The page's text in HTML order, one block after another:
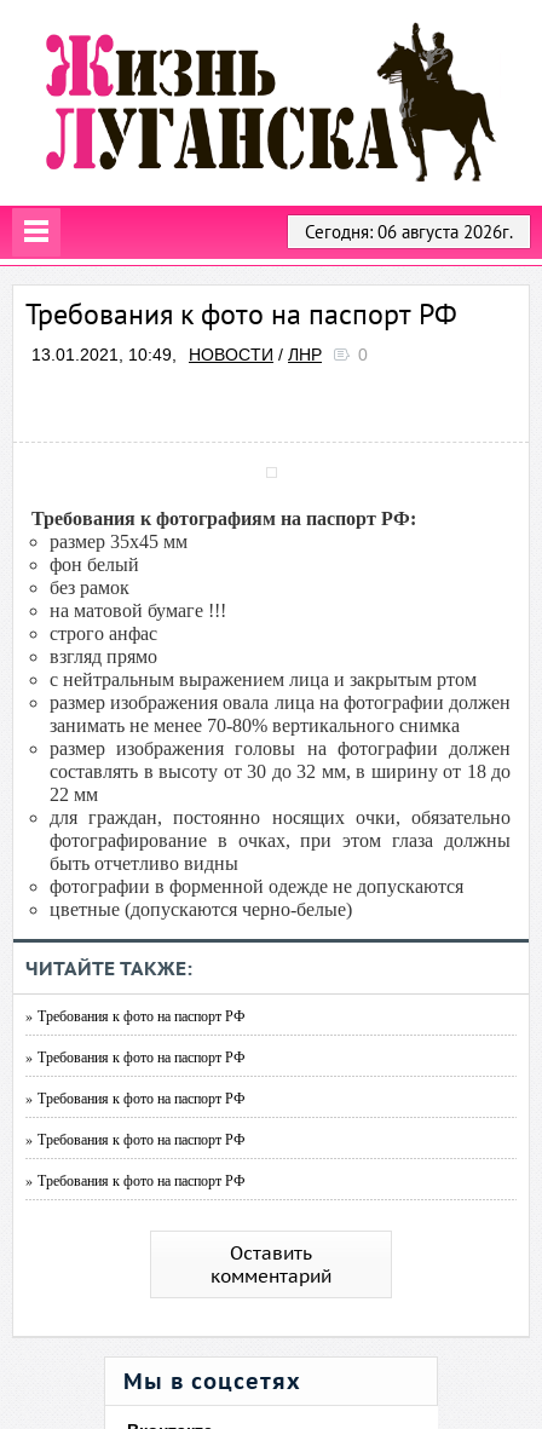
Сегодня: 06 августа 2026г.
Требования к фото на паспорт РФ
13.01.2021, 10:49, НОВОСТИ / ЛНР 0
Требования к фотографиям на паспорт РФ:
размер 35х45 мм
фон белый
без рамок
на матовой бумаге !!!
строго анфас
взгляд прямо
с нейтральным выражением лица и закрытым ртом
размер изображения овала лица на фотографии должен
занимать не менее 70-80% вертикального снимка
размер изображения головы на фотографии должен
составлять в высоту от 30 до 32 мм, в ширину от 18 до
22 мм
для граждан, постоянно носящих очки, обязательно
фотографирование в очках, при этом глаза должны
быть отчетливо видны
фотографии в форменной одежде не допускаются
цветные (допускаются черно-белые)
ЧИТАЙТЕ ТАКЖЕ:
» Требования к фото на паспорт РФ
» Требования к фото на паспорт РФ
» Требования к фото на паспорт РФ
» Требования к фото на паспорт РФ
» Требования к фото на паспорт РФ
Оставить
комментарий
Мы в соцсетях